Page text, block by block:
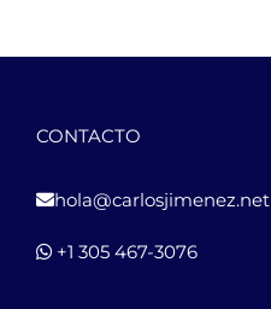
CONTACTO
hola@carlosjimenez.net
+1 305 467-3076